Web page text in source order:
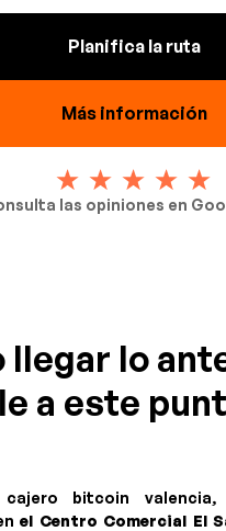
Planifica la ruta
Más información
las opiniones en
llegar lo
a este
cajero bitcoin
el Centro Comercial El